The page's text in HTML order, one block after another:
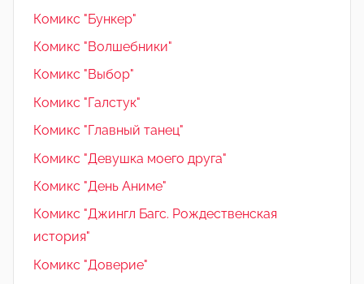
Комикс "Бункер"
Комикс "Волшебники"
Комикс "Выбор"
Комикс "Галстук"
Комикс "Главный танец"
Комикс "Девушка моего друга"
Комикс "День Аниме"
Комикс "Джингл Багс. Рождественская
история"
Комикс "Доверие"